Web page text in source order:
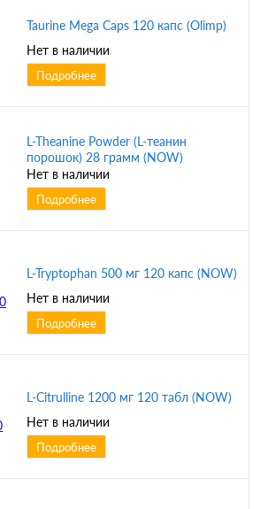
Taurine Mega Caps 120 капс (Olimp)
Нет в наличии
Подробнее
L-Theanine Powder (L-теанин
порошок) 28 грамм (NOW)
Нет в наличии
Подробнее
L-Tryptophan 500 мг 120 капс (NOW)
Нет в наличии
Подробнее
L-Citrulline 1200 мг 120 табл (NOW)
Нет в наличии
Подробнее